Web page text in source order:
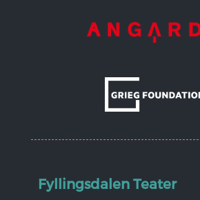
Fyllingsdalen Teater